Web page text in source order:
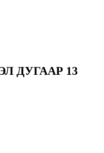
ДУГААР 13